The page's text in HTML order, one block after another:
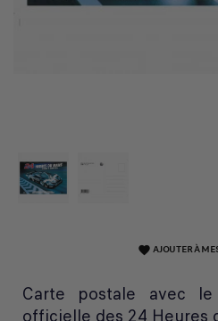
favorite AJOUTER À
Carte postale avec
officielle des 24 Heures